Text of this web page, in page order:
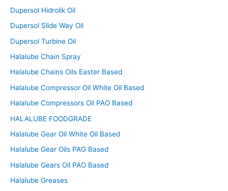
Dupersol Hidrolik Oil
Dupersol Slide Way Oil
Dupersol Turbine Oil
Halalube Chain Spray
Halalube Chains Oils Easter Based
Halalube Compressor Oil White Oil Based
Halalube Compressors Oil PAO Based
HALALUBE FOODGRADE
Halalube Gear Oil White Oil Based
Halalube Gear Oils PAG Based
Halalube Gears Oil PAO Based
Halalube Greases